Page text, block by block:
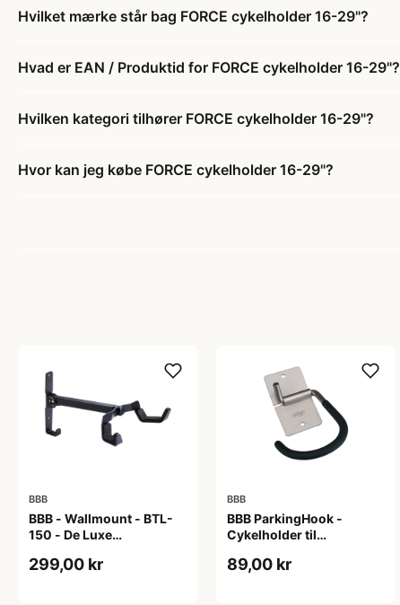
Hvilket mærke står bag FORCE cykelholder 16-29"?
Hvad er EAN / Produktid for FORCE cykelholder 16-29"?
Hvilken kategori tilhører FORCE cykelholder 16-29"?
Hvor kan jeg købe FORCE cykelholder 16-29"?
BBB
BBB - Wallmount - BTL-
150 - De Luxe
Max 20 kg - Sort
299,00 kr
BBB
BBB ParkingHook -
Cykelholder til
89,00 kr